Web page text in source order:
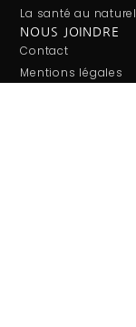
La santé au naturel
NOUS JOINDRE
Contact
Mentions légales